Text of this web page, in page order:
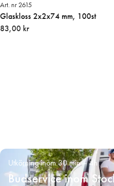
Art. nr 2615
Glaskloss 2x2x74 mm, 100st
83,00 kr
Utkörning inom 30 min – 4h
Budservice inom